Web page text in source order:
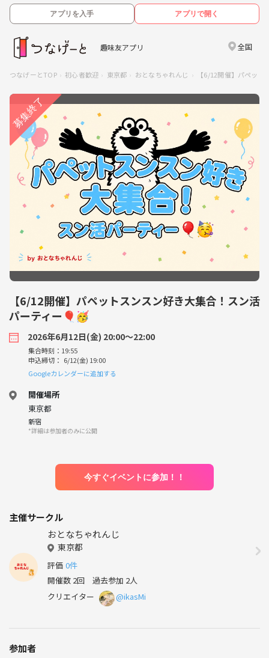
アプリを入手 アプリで開く
趣味友アプリ 全国
つなげーとTOP 初心者歓迎 東京都 おとなちゃれんじ 【6/12開催】パペッ
【6/12開催】パペットスンスン好き大集合！スン活
パーティー🎈🥳
2026年6月12日(金) 20:00〜22:00
集合時刻：19:55
申込締切： 6/12(金) 19:00
Googleカレンダーに追加する
開催場所
東京都
新宿
*詳細は参加者のみに公開
今すぐイベントに参加！！
主催サークル
おとなちゃれんじ
東京都
評価 0件
開催数 2回 過去参加 2人
クリエイター
@ikasMi
参加者